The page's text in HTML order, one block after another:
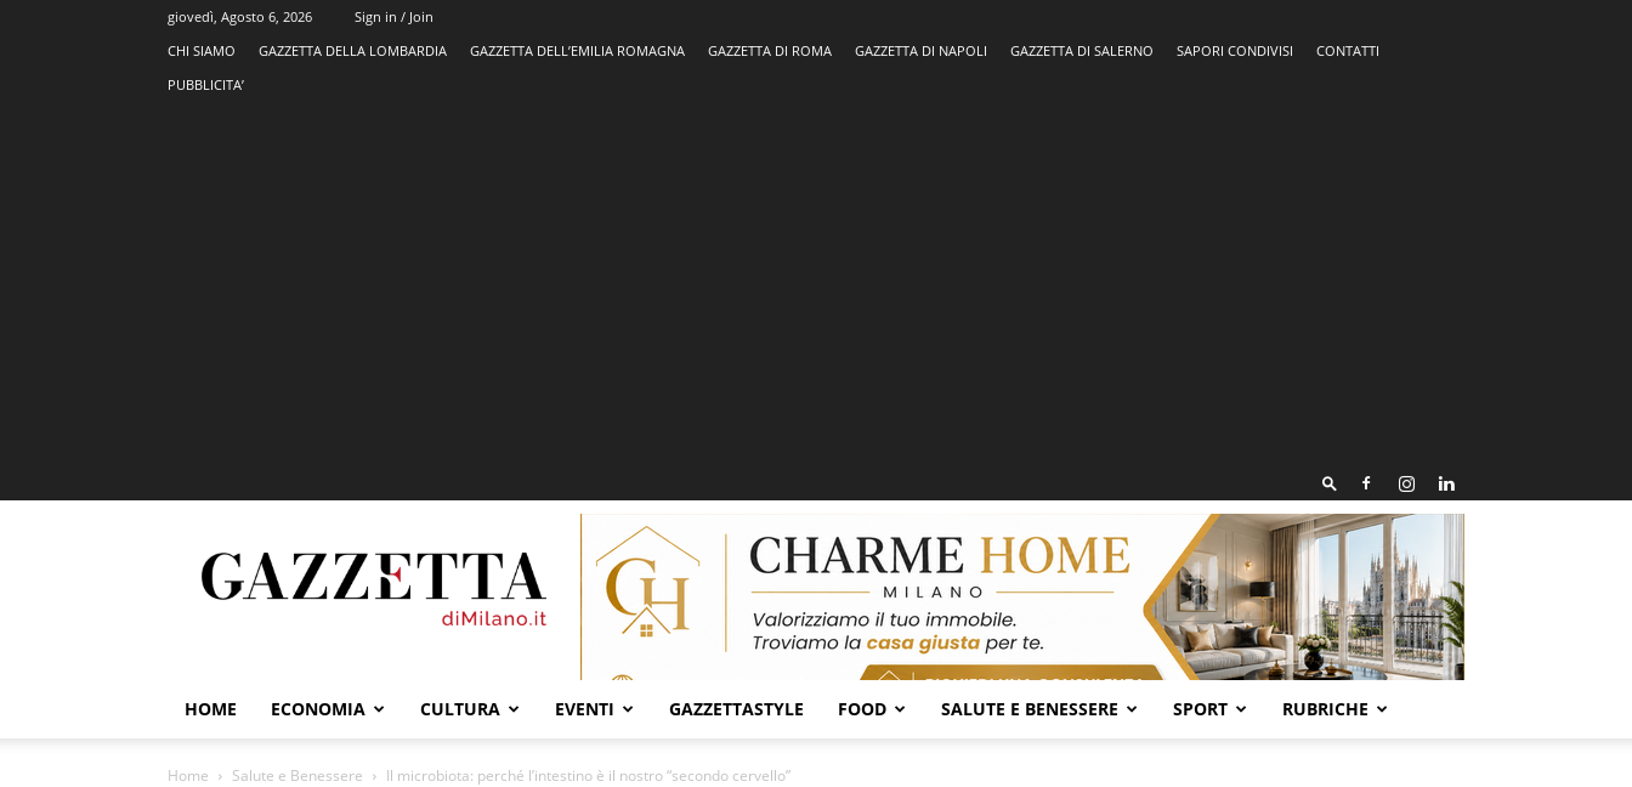
giovedì, Agosto 6, 2026
Sign in / Join
CHI SIAMO
GAZZETTA DELLA LOMBARDIA GAZZETTA DELL’EMILIA ROMAGNA GAZZETTA DI ROMA GAZZETTA DI NAPOLI GAZZETTA DI SALERNO SAPORI CONDIVISI
CONTATTI
PUBBLICITA’
HOME ECONOMIA CULTURA EVENTI GAZZETTASTYLE FOOD SALUTE E BENESSERE SPORT RUBRICHE
Home Salute e Benessere Il microbiota: perché l’intestino è il nostro “secondo cervello”